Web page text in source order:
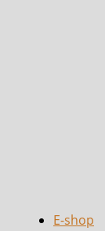
E-shop